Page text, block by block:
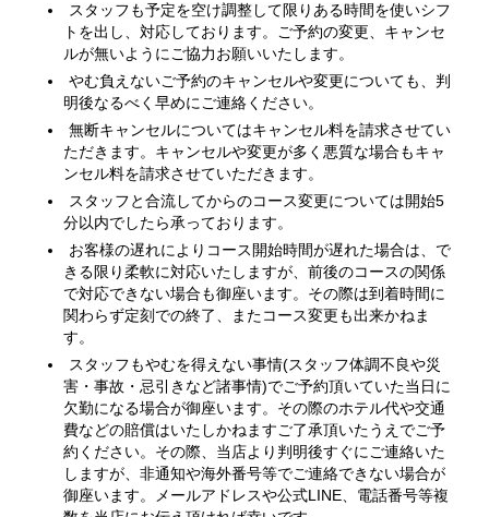
スタッフも予定を空け調整して限りある時間を使いシフ
トを出し、対応しております。ご予約の変更、キャンセ
ルが無いようにご協力お願いいたします。
やむ負えないご予約のキャンセルや変更についても、判
明後なるべく早めにご連絡ください。
無断キャンセルについてはキャンセル料を請求させてい
ただきます。キャンセルや変更が多く悪質な場合もキャ
ンセル料を請求させていただきます。
スタッフと合流してからのコース変更については開始5
分以内でしたら承っております。
お客様の遅れによりコース開始時間が遅れた場合は、で
きる限り柔軟に対応いたしますが、前後のコースの関係
で対応できない場合も御座います。その際は到着時間に
関わらず定刻での終了、またコース変更も出来かねま
す。
スタッフもやむを得えない事情(スタッフ体調不良や災
害・事故・忌引きなど諸事情)でご予約頂いていた当日に
欠勤になる場合が御座います。その際のホテル代や交通
費などの賠償はいたしかねますご了承頂いたうえでご予
約ください。その際、当店より判明後すぐにご連絡いた
しますが、非通知や海外番号等でご連絡できない場合が
御座います。メールアドレスや公式LINE、電話番号等複